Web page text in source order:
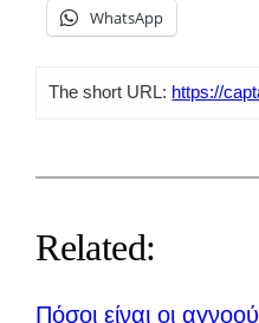
WhatsApp
The short URL: https://
Related:
Πόσοι είναι οι